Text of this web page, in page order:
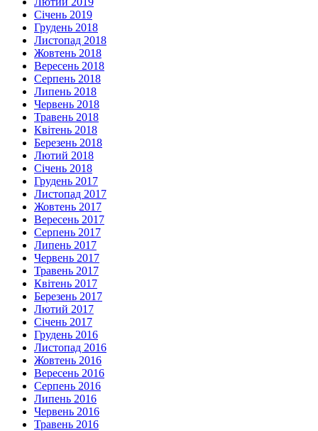
Січень 2019
Грудень 2018
Листопад 2018
Жовтень 2018
Вересень 2018
Серпень 2018
Липень 2018
Червень 2018
Травень 2018
Квітень 2018
Березень 2018
Лютий 2018
Січень 2018
Грудень 2017
Листопад 2017
Жовтень 2017
Вересень 2017
Серпень 2017
Липень 2017
Червень 2017
Травень 2017
Квітень 2017
Березень 2017
Лютий 2017
Січень 2017
Грудень 2016
Листопад 2016
Жовтень 2016
Вересень 2016
Серпень 2016
Липень 2016
Червень 2016
Травень 2016